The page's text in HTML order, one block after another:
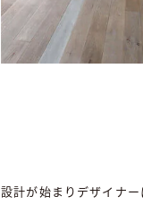
設計が始まりデザイナ